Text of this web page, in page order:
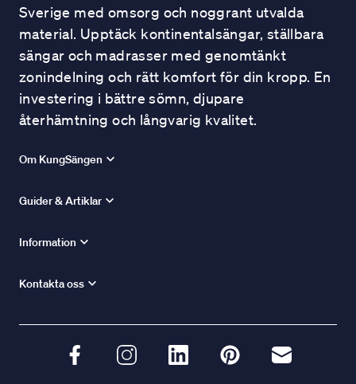
Sverige med omsorg och noggrant utvalda
material. Upptäck kontinentalsängar, ställbara
sängar och madrasser med genomtänkt
zonindelning och rätt komfort för din kropp. En
investering i bättre sömn, djupare
återhämtning och långvarig kvalitet.
Om KungSängen
Guider & Artiklar
Information
Kontakta oss